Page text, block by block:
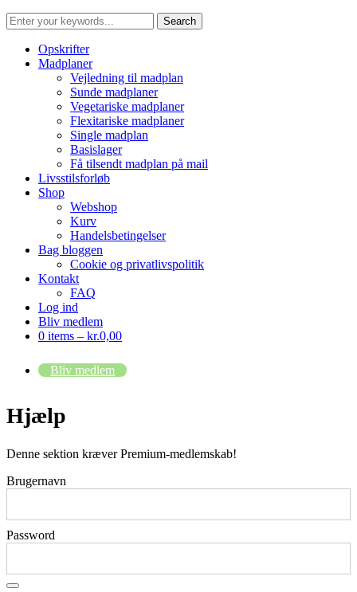
Opskrifter
Madplaner
Vejledning til madplan
Sunde madplaner
Vegetariske madplaner
Flexitariske madplaner
Single madplan
Basislager
Få tilsendt madplan på mail
Livsstilsforløb
Shop
Webshop
Kurv
Handelsbetingelser
Bag bloggen
Cookie og privatlivspolitik
Kontakt
FAQ
Log ind
Bliv medlem
0 items – kr.0,00
Bliv medlem
Hjælp
Denne sektion kræver Premium-medlemskab!
Brugernavn
Password